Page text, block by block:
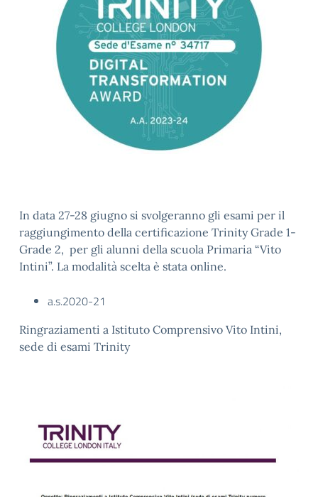
In data 27-28 giugno si svolgeranno gli esami per il
raggiungimento della certificazione Trinity Grade 1-
Grade 2, per gli alunni della scuola Primaria “Vito
Intini”. La modalità scelta è stata online.
a.s.2020-21
Ringraziamenti a Istituto Comprensivo Vito Intini,
sede di esami Trinity